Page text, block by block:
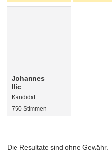
Johannes
Ilic
Kandidat
750 Stimmen
Die Resultate sind ohne Gewähr.